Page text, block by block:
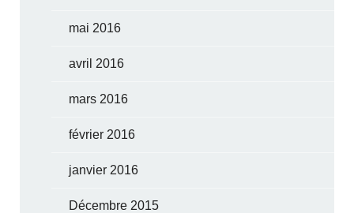
mai 2016
avril 2016
mars 2016
février 2016
janvier 2016
Décembre 2015